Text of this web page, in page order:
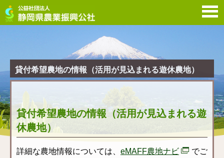
貸付希望農地の情報（活用が見込まれる遊休農地）
貸付希望農地の情報（活用が見込まれる遊
休農地）
詳細な農地情報については、 eMAFF農地ナビ
でご